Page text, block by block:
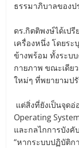
ธรรมาภิบาลของป
ดร.กิตติพงษ์ได้เป
เครื่องหนึ่ง โดยระ
ข้างพร้อม ทั้งระบ
กายภาพ ขณะเดีย
ใหม่ๆ ที่พยายามป
แต่สิ่งที่ยังเป็นจุด
Operating
และกลไกการบังคั
“หากระบบปฏิบัติ